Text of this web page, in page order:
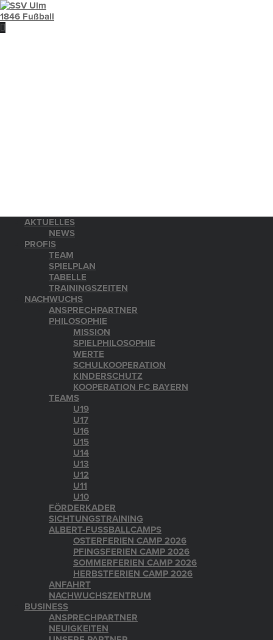
AKTUELLES
NEWS
PROFIS
TEAM
SPIELPLAN
TABELLE
TRAININGSZEITEN
NACHWUCHS
ANSPRECHPARTNER
PHILOSOPHIE
MISSION
SPIELPHILOSOPHIE
WERTE
SCHULKOOPERATION
KINDERSCHUTZ
KOOPERATION FC BAYERN
TEAMS
U19
U17
U16
U15
U14
U13
U12
U11
U10
FÖRDERKADER
SICHTUNGSTRAINING
ALBERT-FUSSBALLCAMPS
OSTERFERIEN CAMP 2026
PFINGSFERIEN CAMP 2026
SOMMERFERIEN CAMP 2026
HERBSTFERIEN CAMP 2026
ANFAHRT
NACHWUCHSZENTRUM
BUSINESS
ANSPRECHPARTNER
NEUIGKEITEN